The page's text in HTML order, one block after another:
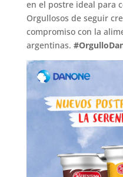
en el postre ideal para
Orgullosos de seguir
compromiso con la
argentinas.